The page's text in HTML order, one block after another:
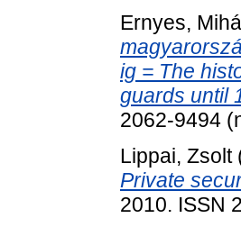
Ernyes,
ig = The
guards until
2062-9494
Lippai, Zsolt
Private
2010. ISSN